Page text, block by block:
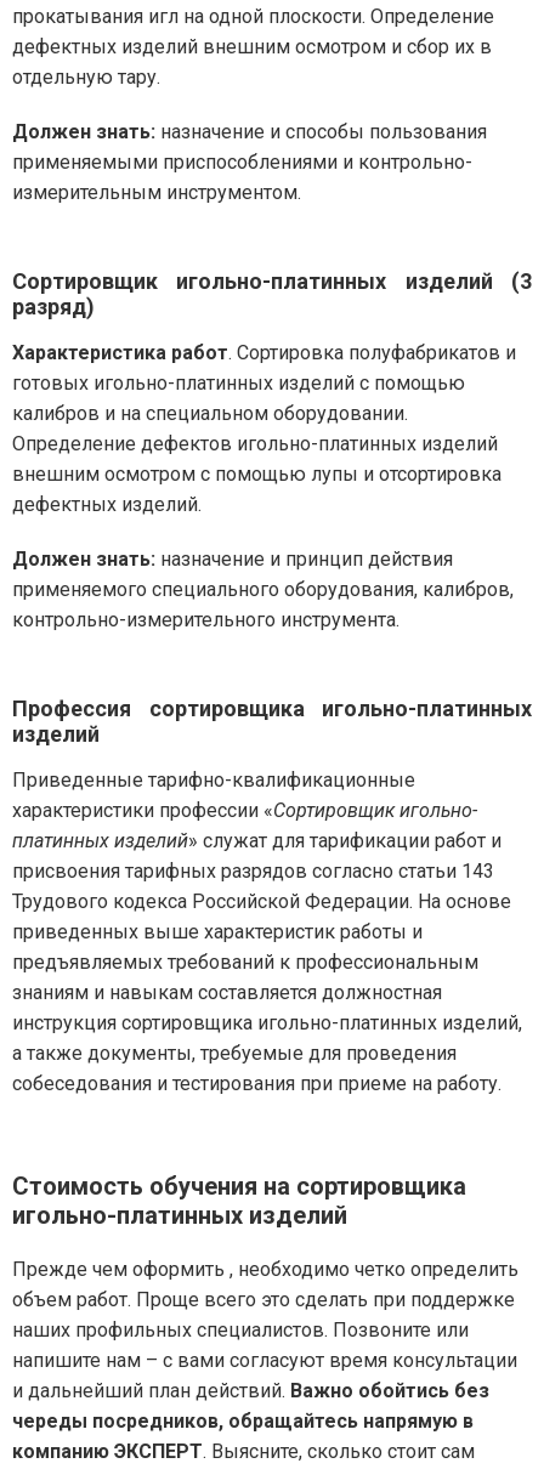
прокатывания игл на одной плоскости. Определение
дефектных изделий внешним осмотром и сбор их в
отдельную тару.
Должен знать: назначение и способы пользования
применяемыми приспособлениями и контрольно-
измерительным инструментом.
Сортировщик игольно-платинных изделий (3
разряд)
Характеристика работ. Сортировка полуфабрикатов и
готовых игольно-платинных изделий с помощью
калибров и на специальном оборудовании.
Определение дефектов игольно-платинных изделий
внешним осмотром с помощью лупы и отсортировка
дефектных изделий.
Должен знать: назначение и принцип действия
применяемого специального оборудования, калибров,
контрольно-измерительного инструмента.
Профессия сортировщика игольно-платинных
изделий
Приведенные тарифно-квалификационные
характеристики профессии «Сортировщик игольно-
платинных изделий» служат для тарификации работ и
присвоения тарифных разрядов согласно статьи 143
Трудового кодекса Российской Федерации. На основе
приведенных выше характеристик работы и
предъявляемых требований к профессиональным
знаниям и навыкам составляется должностная
инструкция сортировщика игольно-платинных изделий,
а также документы, требуемые для проведения
собеседования и тестирования при приеме на работу.
Стоимость обучения на сортировщика
игольно-платинных изделий
Прежде чем оформить , необходимо четко определить
объем работ. Проще всего это сделать при поддержке
наших профильных специалистов. Позвоните или
напишите нам – с вами согласуют время консультации
и дальнейший план действий. Важно обойтись без
череды посредников, обращайтесь напрямую в
компанию ЭКСПЕРТ. Выясните, сколько стоит сам